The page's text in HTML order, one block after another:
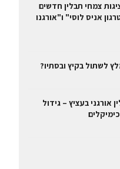
צמחי תבלין חדשים
אניס לוסי" ו"אורגנו
לשתול בקיץ ובסתיו?
בעציץ – גידול